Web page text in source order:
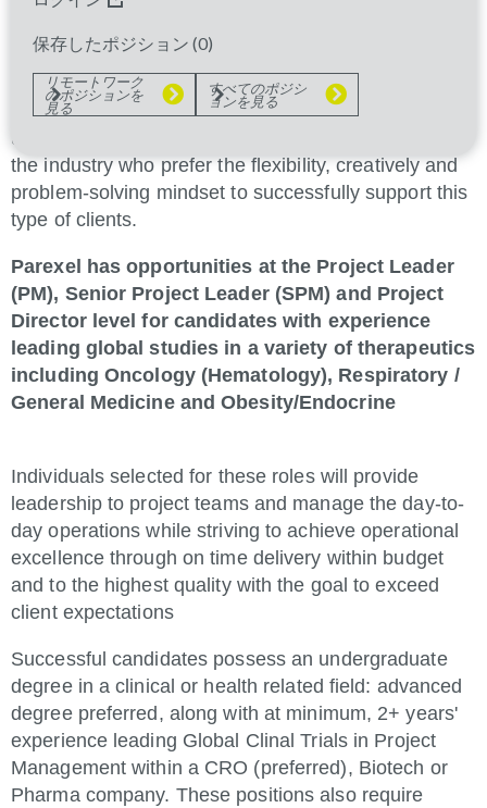
保存したポジション (0)
リモートワーク
のポジションを
見る
すべてのポジシ
ョンを見る
global clinical trials in a variety of therapeutics. This
group focuses specifically on Biotech clients and
providing all areas of support to accommodate their
unique needs. This is a great opportunity for those in
the industry who prefer the flexibility, creatively and
problem-solving mindset to successfully support this
type of clients.
Parexel has opportunities at the Project Leader
(PM), Senior Project Leader (SPM) and Project
Director level for candidates with experience
leading global studies in a variety of therapeutics
including Oncology (Hematology), Respiratory /
General Medicine and Obesity/Endocrine
Individuals selected for these roles will provide
leadership to project teams and manage the day-to-
day operations while striving to achieve operational
excellence through on time delivery within budget
and to the highest quality with the goal to exceed
client expectations
Successful candidates possess an undergraduate
degree in a clinical or health related field: advanced
degree preferred, along with at minimum, 2+ years'
experience leading Global Clinal Trials in Project
Management within a CRO (preferred), Biotech or
Pharma company. These positions also require